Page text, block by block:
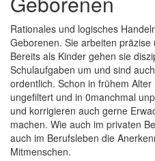
Rationales und logisches
Geborenen. Sie arbeiten
Bereits als Kinder gehen sie
Schulaufgaben um und sind
ordentlich. Schon in frühem
ungefiltert und in 0manchmal
und korrigieren auch gerne
machen. Wie auch im privaten
auch im Berufsleben die
Mitmenschen.